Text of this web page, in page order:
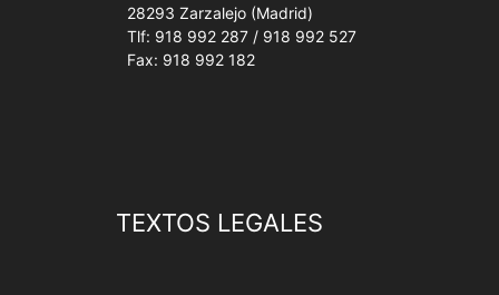
28293 Zarzalejo (Madrid)
Tlf: 918 992 287 / 918 992 527
Fax: 918 992 182
TEXTOS LEGALES